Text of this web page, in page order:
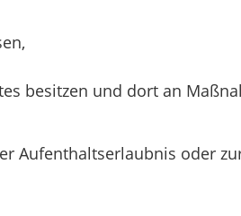
besitzen und dort an
Aufenthaltserlaubnis oder